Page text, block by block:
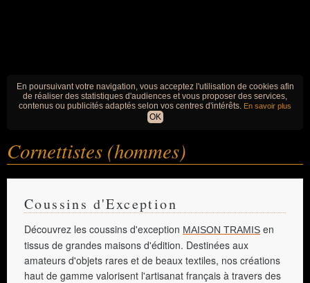
En poursuivant votre navigation, vous acceptez l'utilisation de cookies afin
de réaliser des statistiques d'audiences et vous proposer des services,
contenus ou publicités adaptés selon vos centres d'intérêts. En savoir plus
OK
Cornettistes (hommes)
Coussins d'Exception
Découvrez les coussins d'exception MAISON TRAMIS en
tissus de grandes maisons d'édition. Destinées aux
amateurs d'objets rares et de beaux textiles, nos créations
haut de gamme valorisent l'artisanat français à travers des